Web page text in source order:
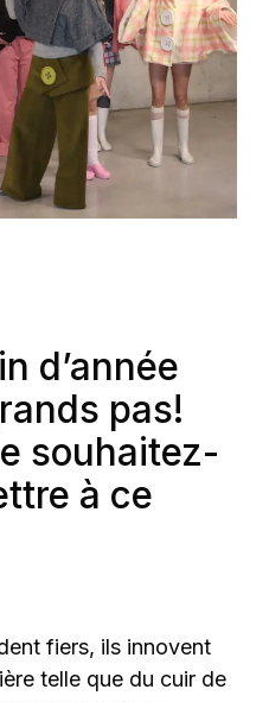
d’année
pas!
souhaitez-
à ce
fiers, ils innovent
telle que du cuir de